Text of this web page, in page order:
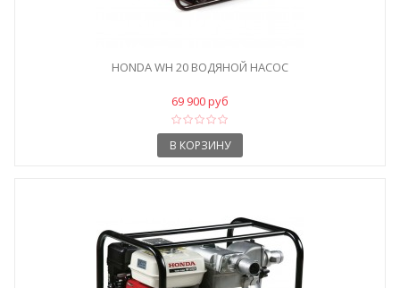
HONDA WH 20 ВОДЯНОЙ НАСОС
69 900 руб
В КОРЗИНУ